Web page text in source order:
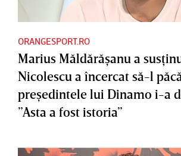
ORANGESPORT.RO
Marius Măldărăşanu a
Nicolescu a încercat să-l
preşedintele lui Dinamo i-a
”Asta a fost istoria”